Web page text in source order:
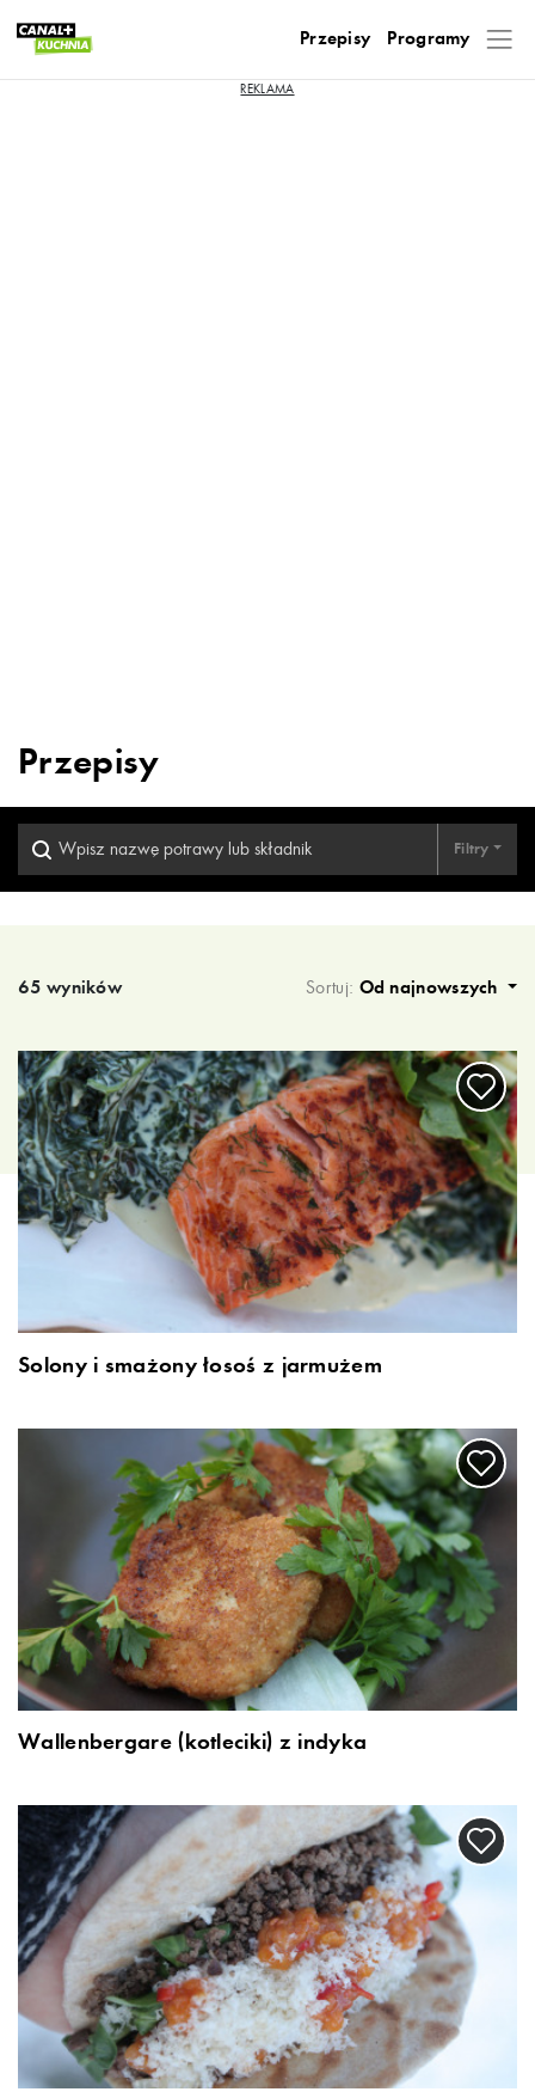
Przepisy Programy
Przepisy
Filtry
65 wyników Sortuj: Od najnowszych
Wyniki wyszukiwania
Solony i smażony łosoś z jarmużem
Wallenbergare (kotleciki) z indyka